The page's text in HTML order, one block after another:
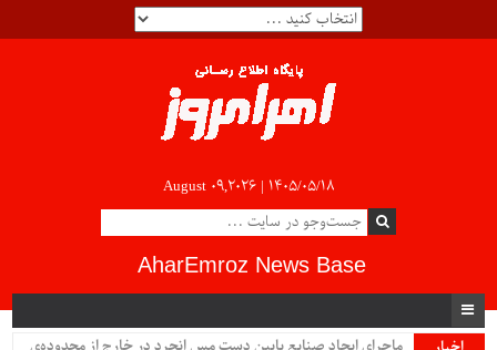
August 09,2026 | ۱۴۰۵/۰۵/۱۸
AharEmroz News Base
ماجرای ایجاد صنایع پایین دست مس انجرد در خارج از محدوده‌ی